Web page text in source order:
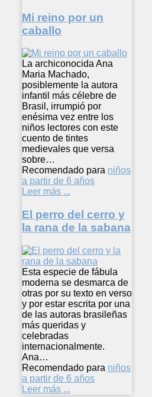
Mi reino por un
caballo
La archiconocida Ana
Maria Machado,
posiblemente la autora
infantil más célebre de
Brasil, irrumpió por
enésima vez entre los
niños lectores con este
cuento de tintes
medievales que versa
sobre…
Recomendado para niños
a partir de 6 años
Leer más ...
El perro del cerro y
la rana de la sabana
Esta especie de fábula
moderna se desmarca de
otras por su texto en verso
y por estar escrita por una
de las autoras brasileñas
más queridas y
celebradas
internacionalmente.
Ana…
Recomendado para niños
a partir de 6 años
Leer más ...